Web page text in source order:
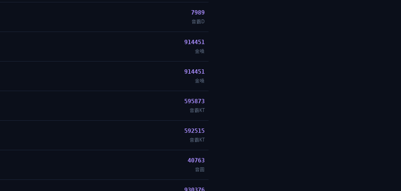
7989
音霸D
914451
金嗓
914451
金嗓
595873
音霸KT
592515
音霸KT
40763
音圓